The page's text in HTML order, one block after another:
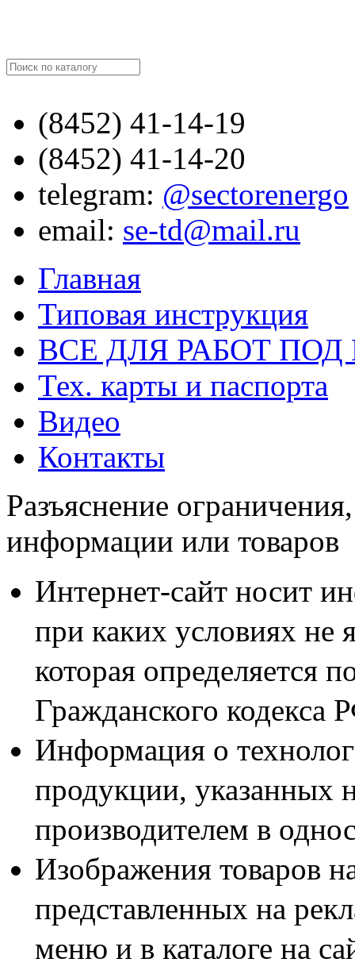
(8452) 41-14-19
(8452) 41-14-20
telegram: @sectorenergo
email: se-td@mail.ru
Главная
Типовая инструкция
ВСЕ ДЛЯ РАБОТ
Тех. карты и паспорта
Видео
Контакты
Бандажные
Бандажные системы
промышленности и
1.
МУНИЦИПАЛЬНОМ
- для крепления
- для крепления
- для крепления
связи
- для крепления
Разъяснение
информации или товаров
Интернет-сайт носит
при каких условиях не
которая определяется
Гражданского кодекса
Информация о
продукции, указанных
производителем в
Изображения товаров
представленных на
меню и в каталоге на